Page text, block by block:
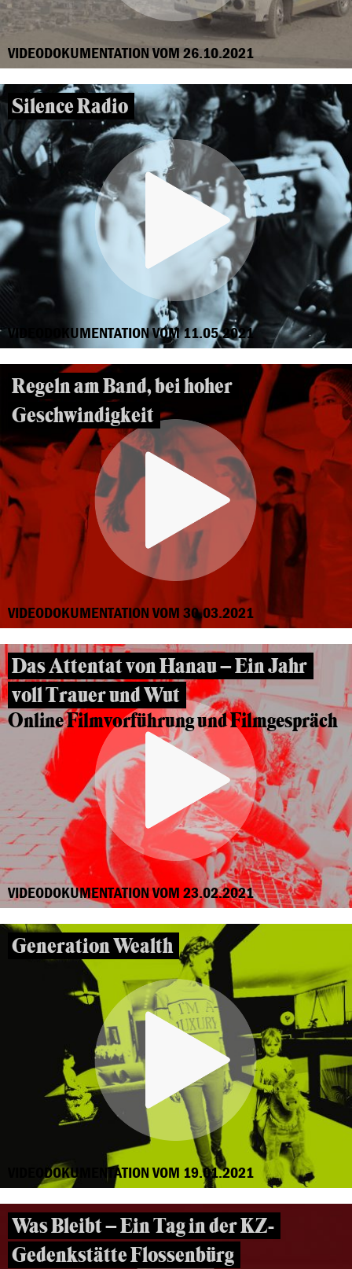
VIDEODOKUMENTATION VOM 26.10.2021
Silence Radio
VIDEODOKUMENTATION VOM 11.05.2021
Regeln am Band, bei hoher
Geschwindigkeit
VIDEODOKUMENTATION VOM 30.03.2021
Das Attentat von Hanau – Ein Jahr
voll Trauer und Wut
Online Filmvorführung und Filmgespräch
VIDEODOKUMENTATION VOM 23.02.2021
Generation Wealth
VIDEODOKUMENTATION VOM 19.01.2021
Was Bleibt – Ein Tag in der KZ-
Gedenkstätte Flossenbürg